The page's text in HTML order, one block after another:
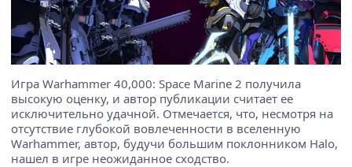
Игра Warhammer 40,000: Space Marine 2 получила
высокую оценку, и автор публикации считает ее
исключительно удачной. Отмечается, что, несмотря на
отсутствие глубокой вовлеченности в вселенную
Warhammer, автор, будучи большим поклонником Halo,
нашел в игре неожиданное сходство.